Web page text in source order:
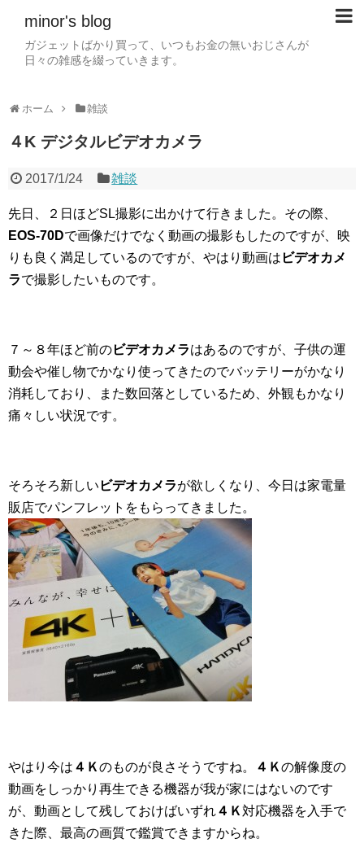
minor's blog
ガジェットばかり買って、いつもお金の無いおじさんが
日々の雑感を綴っていきます。
ホーム 雑談
４K デジタルビデオカメラ
2017/1/24 雑談
先日、２日ほどSL撮影に出かけて行きました。その際、
EOS-70Dで画像だけでなく動画の撮影もしたのですが、映
りも良く満足しているのですが、やはり動画は ビデオカメ
ラで撮影したいものです。
７～８年ほど前のビデオカメラはあるのですが、子供の運
動会や催し物でかなり使ってきたのでバッテリーがかなり
消耗しており、また数回落としているため、外観もかなり
痛々しい状況です。
そろそろ新しい ビデオカメラが欲しくなり、今日は家電量
販店でパンフレットをもらってきました。
やはり今は ４Ｋのものが良さそうですね。 ４Ｋの解像度の
動画をしっかり再生できる機器が我が家にはないのです
が、動画として残しておけばいずれ４Ｋ対応機器を入手で
きた際、最高の画質で鑑賞できますからね。